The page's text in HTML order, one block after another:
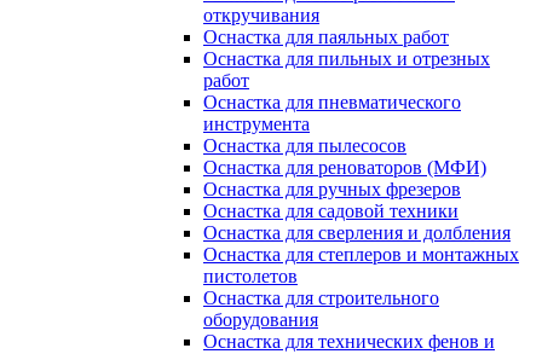
откручивания
Оснастка для паяльных работ
Оснастка для пильных и отрезных
работ
Оснастка для пневматического
инструмента
Оснастка для пылесосов
Оснастка для реноваторов (МФИ)
Оснастка для ручных фрезеров
Оснастка для садовой техники
Оснастка для сверления и долбления
Оснастка для степлеров и монтажных
пистолетов
Оснастка для строительного
оборудования
Оснастка для технических фенов и